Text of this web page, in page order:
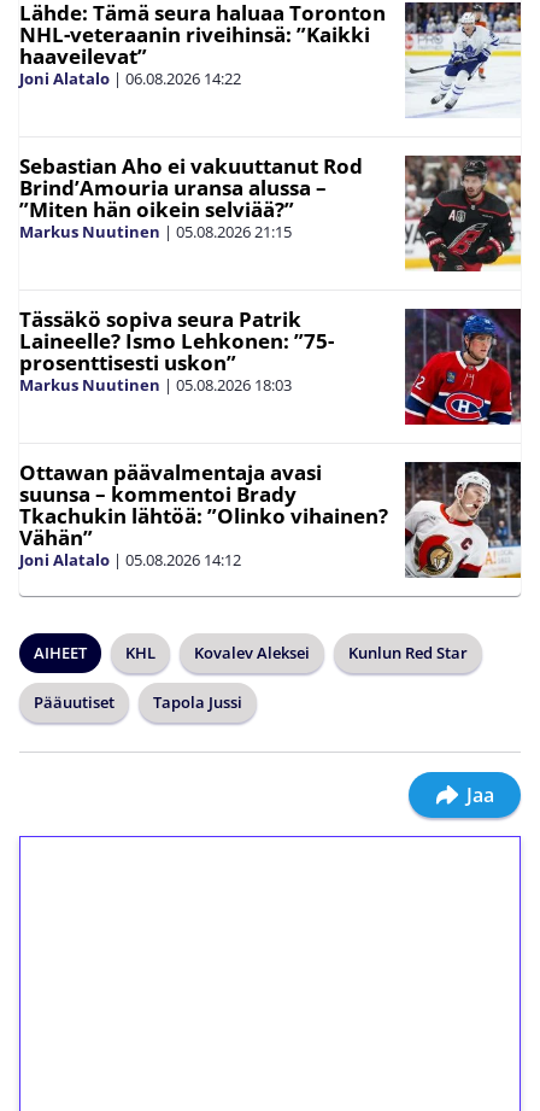
Lähde: Tämä seura haluaa Toronton
NHL-veteraanin riveihinsä: ”Kaikki
haaveilevat”
Joni Alatalo | 06.08.2026 14:22
Sebastian Aho ei vakuuttanut Rod
Brind’Amouria uransa alussa –
”Miten hän oikein selviää?”
Markus Nuutinen | 05.08.202621:15
Tässäkö sopiva seura Patrik
Laineelle? Ismo Lehkonen: ”75-
prosenttisesti uskon”
Markus Nuutinen | 05.08.2026 18:03
Ottawan päävalmentaja avasi
suunsa – kommentoi Brady
Tkachukin lähtöä: ”Olinko vihainen?
Vähän”
Joni Alatalo | 05.08.2026 14:12
AIHEET KHL Kovalev Aleksei Kunlun Red Star
Pääuutiset Tapola Jussi
Jaa